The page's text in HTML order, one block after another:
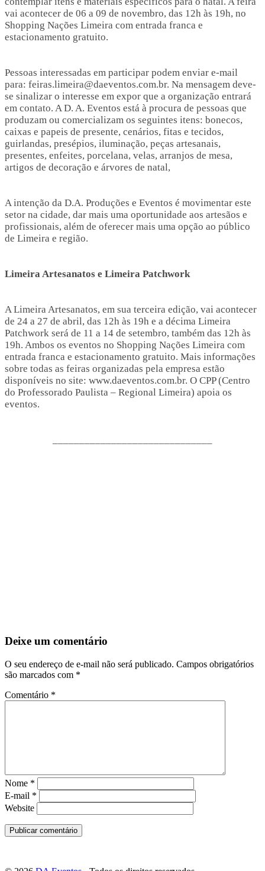
vai acontecer de 06 a 09 de novembro, das 12h às 19h, no
Shopping Nações Limeira com entrada franca e
estacionamento gratuito.
Pessoas interessadas em participar podem enviar e-mail
para: feiras.limeira@daeventos.com.br. Na mensagem deve-
se sinalizar o interesse em expor que a organização entrará
em contato. A D. A. Eventos está à procura de pessoas que
produzam ou comercializam os seguintes itens: bonecos,
caixas e papeis de presente, cenários, fitas e tecidos,
guirlandas, presépios, iluminação, peças artesanais,
presentes, enfeites, porcelana, velas, arranjos de mesa,
artigos de decoração e árvores de natal,
A intenção da D.A. Produções e Eventos é movimentar este
setor na cidade, dar mais uma oportunidade aos artesãos e
profissionais, além de oferecer mais uma opção ao público
de Limeira e região.
Limeira Artesanatos e Limeira Patchwork
A Limeira Artesanatos, em sua terceira edição, vai acontecer
de 24 a 27 de abril, das 12h às 19h e a décima Limeira
Patchwork será de 11 a 14 de setembro, também das 12h às
19h. Ambos os eventos no Shopping Nações Limeira com
entrada franca e estacionamento gratuito. Mais informações
sobre todas as feiras organizadas pela empresa estão
disponíveis no site: www.daeventos.com.br. O CPP (Centro
do Professorado Paulista – Regional Limeira) apoia os
eventos.
Deixe um comentário
O seu endereço de e-mail não será publicado. Campos obrigatórios
são marcados com *
Comentário *
Nome *
E-mail *
Website